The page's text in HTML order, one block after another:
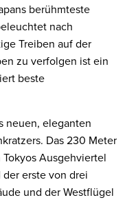
berühmteste
nach
Treiben auf der
zu verfolgen ist ein
beste
neuen, eleganten
Das 230 Meter
Ausgehviertel
der erste von drei
und der Westflügel